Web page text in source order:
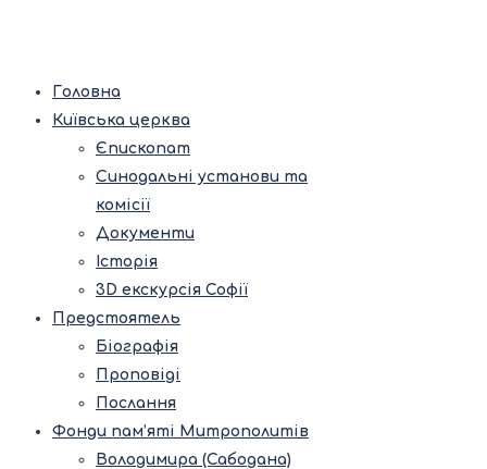
Головна
Київська церква
Єпископат
Синодальні установи та
комісії
Документи
Історія
3D екскурсія Софії
Предстоятель
Біографія
Проповіді
Послання
Фонди пам’яті Митрополитів
Володимира (Сабодана)